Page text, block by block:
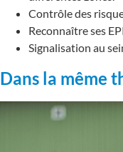
Contrôle des
Reconnaître ses
Signalisation au
Dans la même